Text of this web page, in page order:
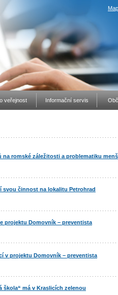
veřejnost Informační servis
na romské záležitosti a problematiku
svou činnost na lokalitu Petrohrad
projektu Domovník – preventista
v projektu Domovník – preventista
škola“ má v Kraslicích zelenou